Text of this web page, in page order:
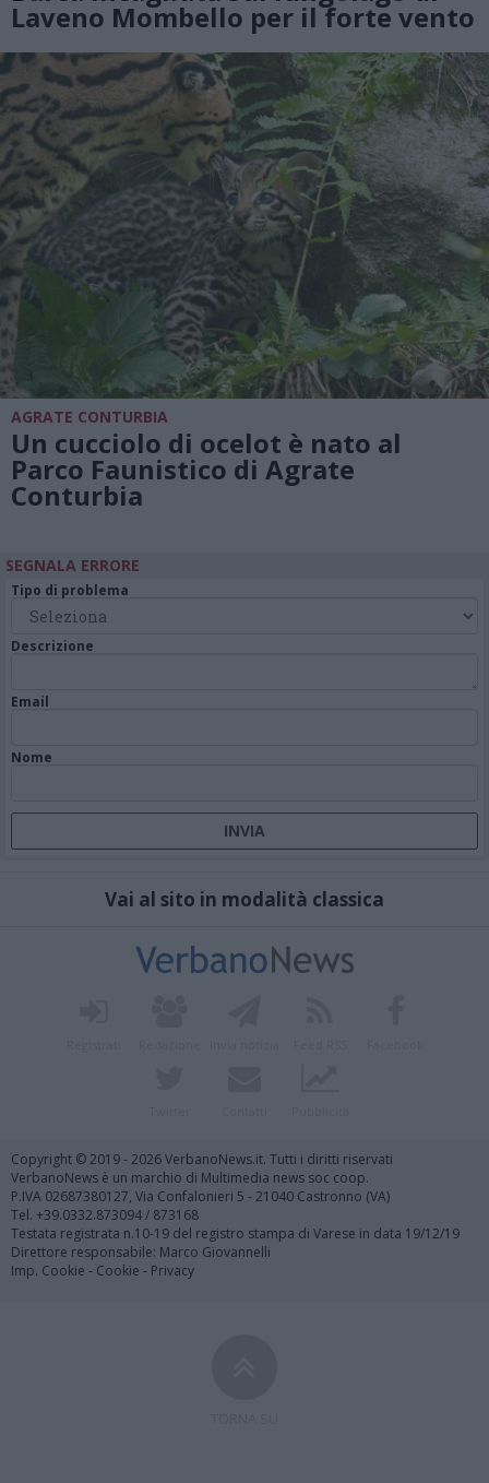
Laveno Mombello per il forte vento
AGRATE CONTURBIA
Un cucciolo di ocelot è nato al
Parco Faunistico di Agrate
Conturbia
SEGNALA ERRORE
Tipo di problema
Descrizione
Email
Nome
Vai al sito in modalità classica
Copyright © 2019 - 2026 VerbanoNews.it. Tutti i diritti riservati
VerbanoNews è un marchio di Multimedia news soc coop.
P.IVA 02687380127, Via Confalonieri 5 - 21040 Castronno (VA)
Tel. +39.0332.873094 / 873168
Testata registrata n.10-19 del registro stampa di Varese in data 19/12/19
Direttore responsabile: Marco Giovannelli
Imp. Cookie - Cookie - Privacy